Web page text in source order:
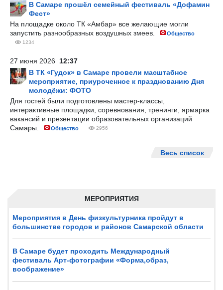
МЕРОПРИЯТИЯ
Мероприятия в День физкультурника пройдут в
большинстве городов и районов Самарской области
В Самаре будет проходить Международный
фестиваль Арт-фотографии «Форма,образ,
воображение»
В Самаре прошёл семейный фестиваль «Дофамин
Фест»
На площадке около ТК «Амбар» все желающие могли
запустить разнообразных воздушных змеев.
Общество
1234
27 июня 2026 12:37
В ТК «Гудок» в Самаре провели масштабное
мероприятие, приуроченное к празднованию Дня
молодёжи: ФОТО
Для гостей были подготовлены мастер-классы,
интерактивные площадки, соревнования, тренинги, ярмарка
вакансий и презентации образовательных организаций
Самары.
Общество 2956
Весь список